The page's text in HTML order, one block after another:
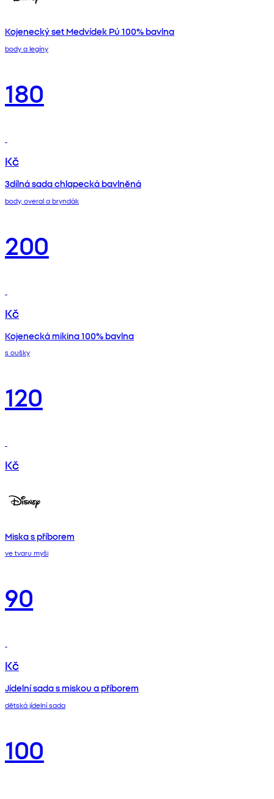
Kojenecký set Medvídek Pú 100% bavlna
body a legíny
180
Kč
3dílná sada chlapecká bavlněná
body, overal a bryndák
200
Kč
Kojenecká mikina 100% bavlna
s oušky
120
Kč
Miska s příborem
ve tvaru myši
90
Kč
Jídelní sada s miskou a příborem
dětská jídelní sada
100